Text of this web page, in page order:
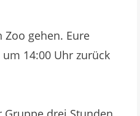
gehen. Eure
14:00 Uhr zurück